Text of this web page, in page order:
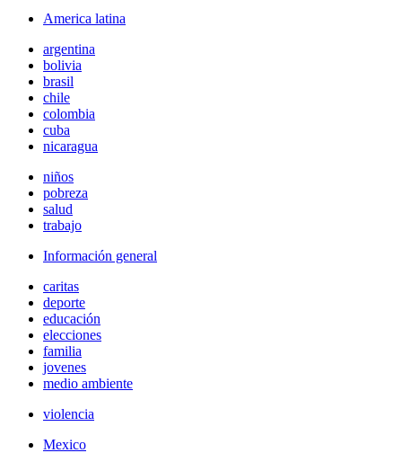
America latina
argentina
bolivia
brasil
chile
colombia
cuba
nicaragua
niños
pobreza
salud
trabajo
Información general
caritas
deporte
educación
elecciones
familia
jovenes
medio ambiente
violencia
Mexico